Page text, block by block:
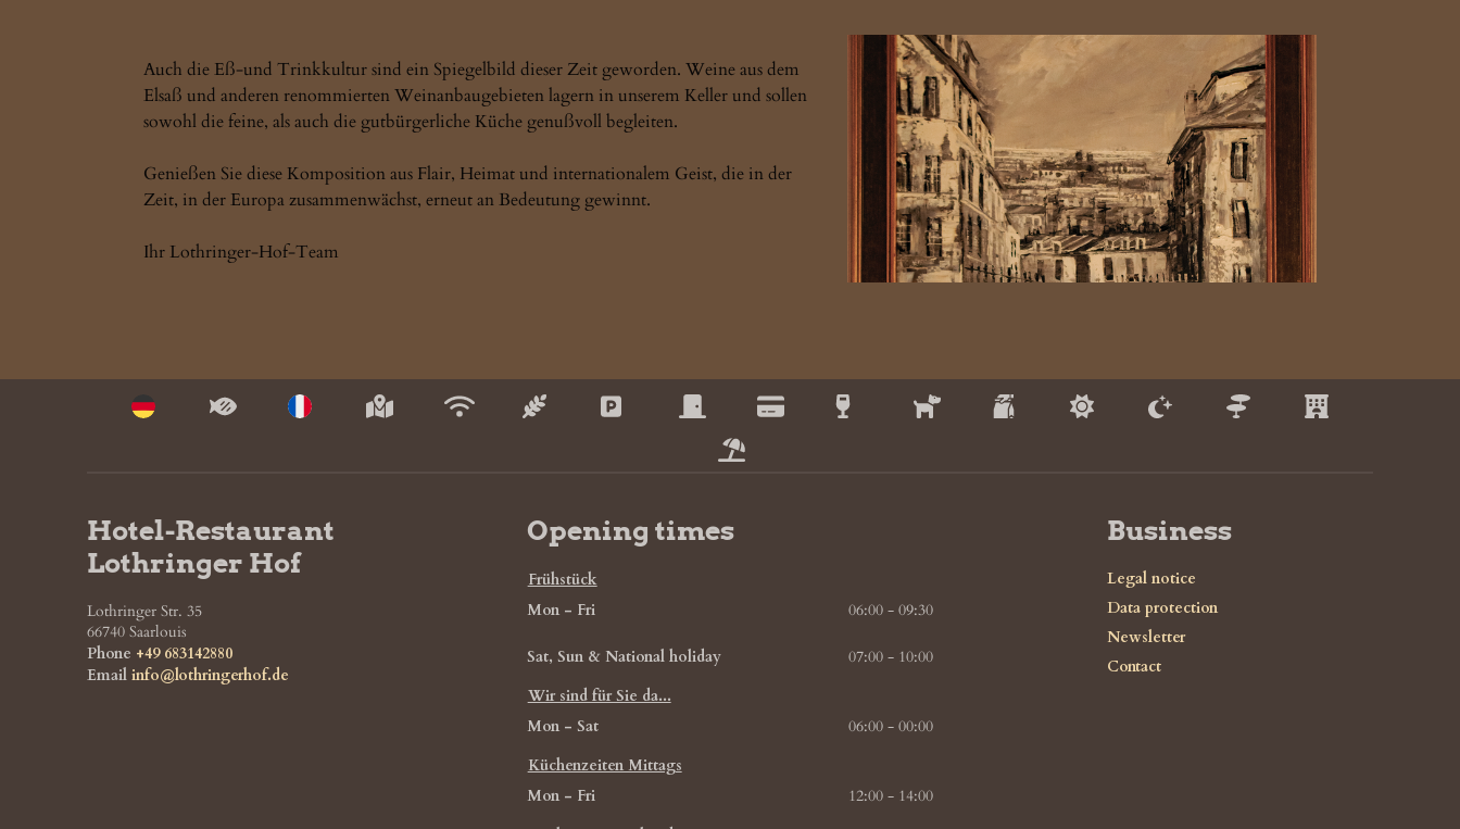
Auch die Eß-und Trinkkultur sind ein Spiegelbild dieser Zeit geworden. Weine aus dem
Elsaß und anderen renommierten Weinanbaugebieten lagern in unserem Keller und sollen
sowohl die feine, als auch die gutbürgerliche Küche genußvoll begleiten.
Genießen Sie diese Komposition aus Flair, Heimat und internationalem Geist, die in der
Zeit, in der Europa zusammenwächst, erneut an Bedeutung gewinnt.
Ihr Lothringer-Hof-Team
Hotel-Restaurant
Lothringer Hof
Lothringer Str. 35
66740 Saarlouis
Phone +49 683142880
Email info@lothringerhof.de
Opening times
Frühstück
Mon - Fri
06:00 - 09:30
Sat, Sun & National holiday
07:00 - 10:00
Wir sind für Sie da...
Mon - Sat
06:00 - 00:00
Küchenzeiten Mittags
Mon - Fri
12:00 - 14:00
Business
Legal notice
Data protection
Newsletter
Contact